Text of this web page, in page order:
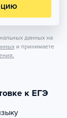
данных на
и принимаете
к ЕГЭ